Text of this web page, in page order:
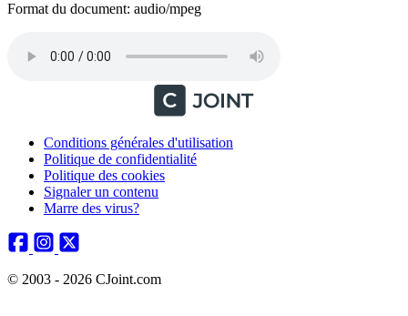
Format du document: audio/mpeg
Conditions générales d'utilisation
Politique de confidentialité
Politique des cookies
Signaler un contenu
Marre des virus?
© 2003 - 2026 CJoint.com